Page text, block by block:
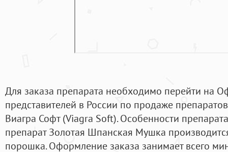
Для заказа препарата необходимо перейти на
представителей в России по продаже
Виагра Софт (Viagra Soft). Особенности
препарат Золотая Шпанская Мушка
порошка. Оформление заказа занимает всего